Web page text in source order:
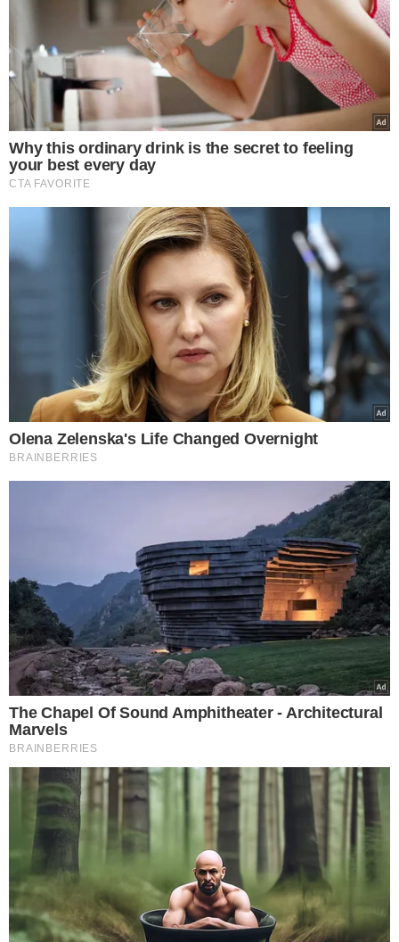
NUBANK ITAÚ
BANCO DIGITAL
VALOR DE MERCADO
AMÉRICA LATINA
VER COMENTÁRIOS
VEJA TAMBÉM
Queda de helicóptero
deixa quatro mortos na
região da Vista Chinesa,
no Rio de Janeiro
VEJA MAIS NOTÍCIAS